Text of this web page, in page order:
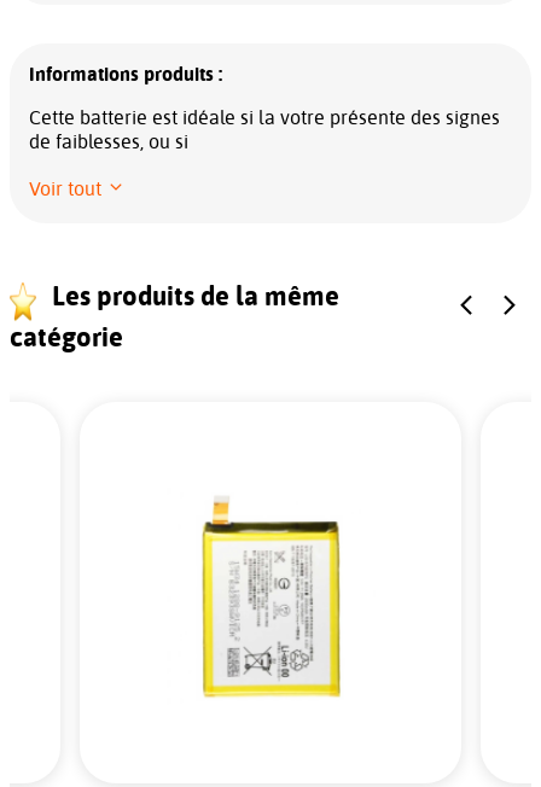
Informations produits :
Cette batterie est idéale si la votre présente des signes
de faiblesses, ou si
Voir tout
Les produits de la même
catégorie